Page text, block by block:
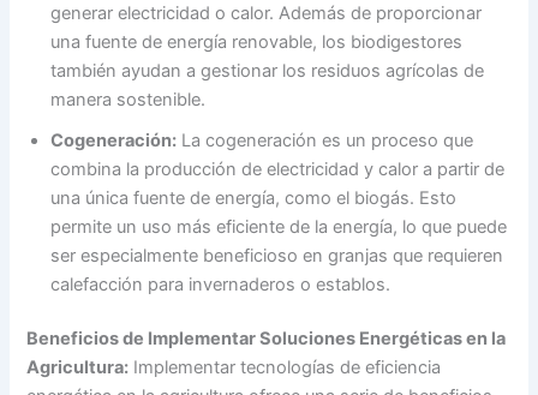
generar electricidad o calor. Además de proporcionar
una fuente de energía renovable, los biodigestores
también ayudan a gestionar los residuos agrícolas de
manera sostenible.
Cogeneración: La cogeneración es un proceso que
combina la producción de electricidad y calor a partir de
una única fuente de energía, como el biogás. Esto
permite un uso más eficiente de la energía, lo que puede
ser especialmente beneficioso en granjas que requieren
calefacción para invernaderos o establos.
Beneficios de Implementar Soluciones Energéticas en la
Agricultura: Implementar tecnologías de eficiencia